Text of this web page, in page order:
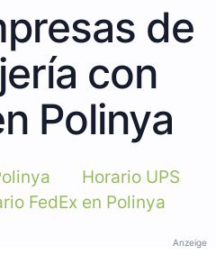
de
con
Polinya
Horario UPS
FedEx en Polinya
Anzeige